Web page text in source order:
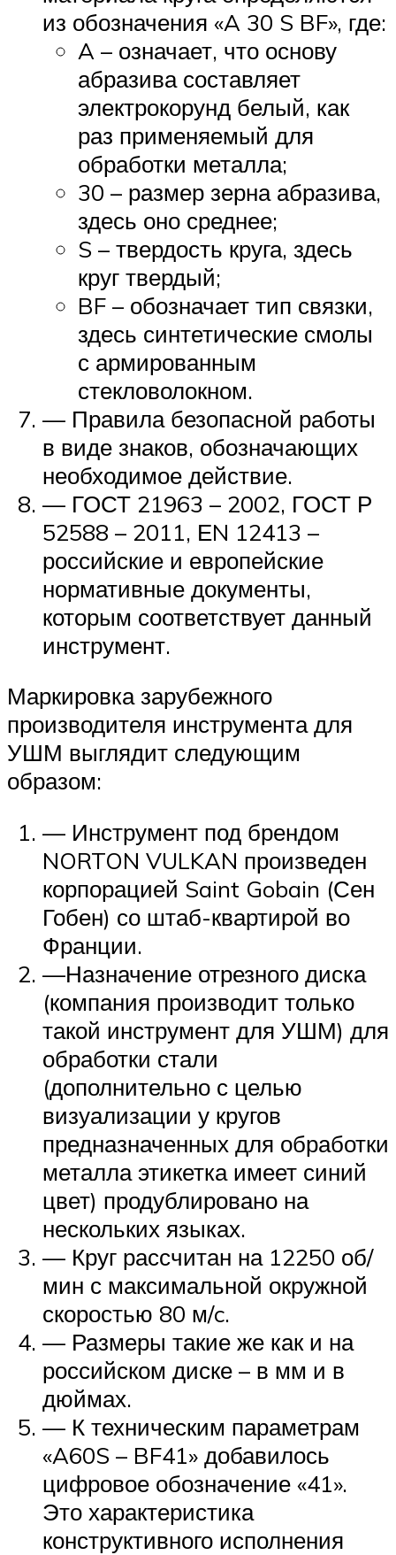
из обозначения «A 30 S BF», где:
A – означает, что основу
абразива составляет
электрокорунд белый, как
раз применяемый для
обработки металла;
30 – размер зерна абразива,
здесь оно среднее;
S – твердость круга, здесь
круг твердый;
BF – обозначает тип связки,
здесь синтетические смолы
с армированным
стекловолокном.
— Правила безопасной работы
в виде знаков, обозначающих
необходимое действие.
— ГОСТ 21963 – 2002, ГОСТ Р
52588 – 2011, ЕN 12413 –
российские и европейские
нормативные документы,
которым соответствует данный
инструмент.
Маркировка зарубежного
производителя инструмента для
УШМ выглядит следующим
образом:
— Инструмент под брендом
NORTON VULKAN произведен
корпорацией Saint Gobain (Сен
Гобен) со штаб-квартирой во
Франции.
—Назначение отрезного диска
(компания производит только
такой инструмент для УШМ) для
обработки стали
(дополнительно с целью
визуализации у кругов
предназначенных для обработки
металла этикетка имеет синий
цвет) продублировано на
нескольких языках.
— Круг рассчитан на 12250 об/
мин с максимальной окружной
скоростью 80 м/c.
— Размеры такие же как и на
российском диске – в мм и в
дюймах.
— К техническим параметрам
«A60S – BF41» добавилось
цифровое обозначение «41».
Это характеристика
конструктивного исполнения